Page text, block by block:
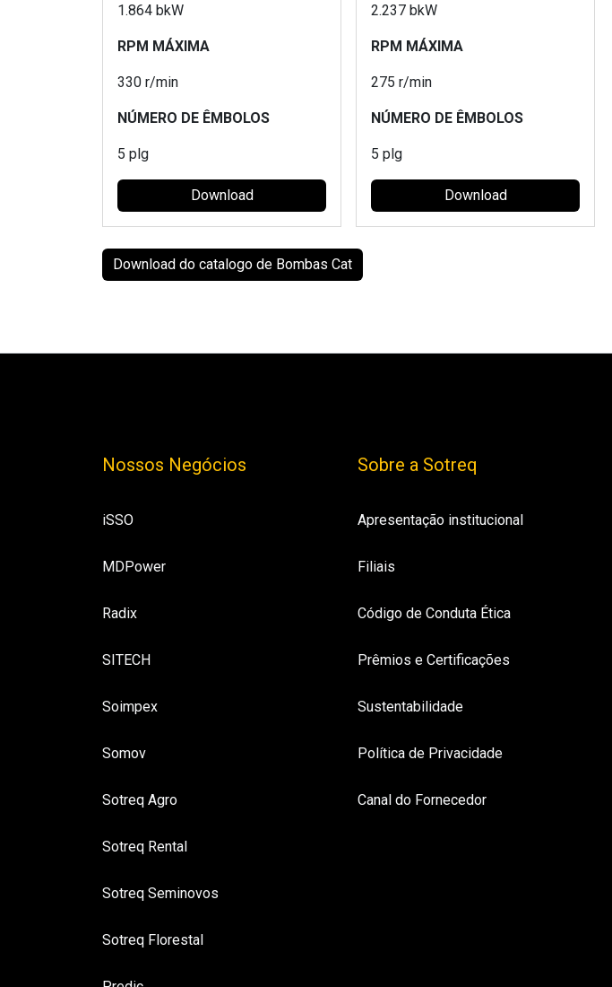
1.864 bkW
RPM MÁXIMA
330 r/min
NÚMERO DE ÊMBOLOS
5 plg
Download
2.237 bkW
RPM MÁXIMA
275 r/min
NÚMERO DE ÊMBOLOS
5 plg
Download
Download do catalogo de Bombas Cat
Nossos Negócios
iSSO
MDPower
Radix
SITECH
Soimpex
Somov
Sotreq Agro
Sotreq Rental
Sotreq Seminovos
Sotreq Florestal
Sobre a Sotreq
Apresentação institucional
Filiais
Código de Conduta Ética
Prêmios e Certificações
Sustentabilidade
Política de Privacidade
Canal do Fornecedor